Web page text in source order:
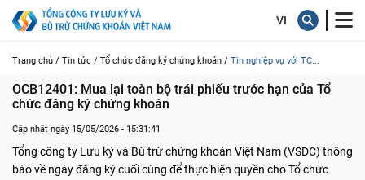
Trang chủ / Tin tức / Tổ chức đăng ký chứng khoán / Tin nghiệp vụ với TC...
OCB12401: Mua lại toàn bộ trái phiếu trước hạn của Tổ
chức đăng ký chứng khoán
Cập nhật ngày 15/05/2026 - 15:31:41
Tổng công ty Lưu ký và Bù trừ chứng khoán Việt Nam (VSDC) thông
báo về ngày đăng ký cuối cùng để thực hiện quyền cho Tổ chức